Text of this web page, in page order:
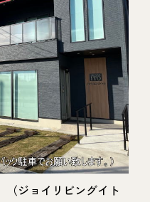
（ジョイリビングイト